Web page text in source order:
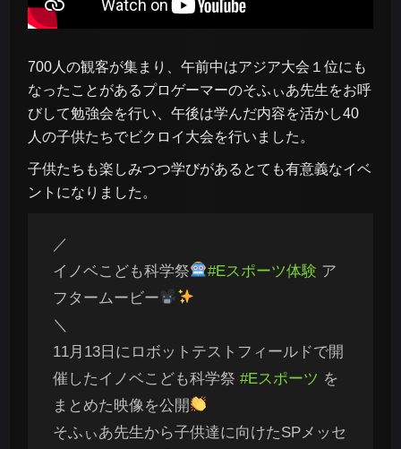
700人の観客が集まり、午前中はアジア大会１位にも
なったことがあるプロゲーマーのそふぃあ先生をお呼
びして勉強会を行い、午後は学んだ内容を活かし40
人の子供たちでビクロイ大会を行いました。
子供たちも楽しみつつ学びがあるとても有意義なイベ
ントになりました。
／
イノベこども科学祭
#Eスポーツ体験 ア
フタームービー
＼
11月13日にロボットテストフィールドで開
催したイノベこども科学祭#Eスポーツ を
まとめた映像を公開
そふぃあ先生から子供達に向けたSPメッセ